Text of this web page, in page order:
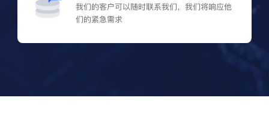
我们的客户可以随时联系我们，我们将响应他
们的紧急需求